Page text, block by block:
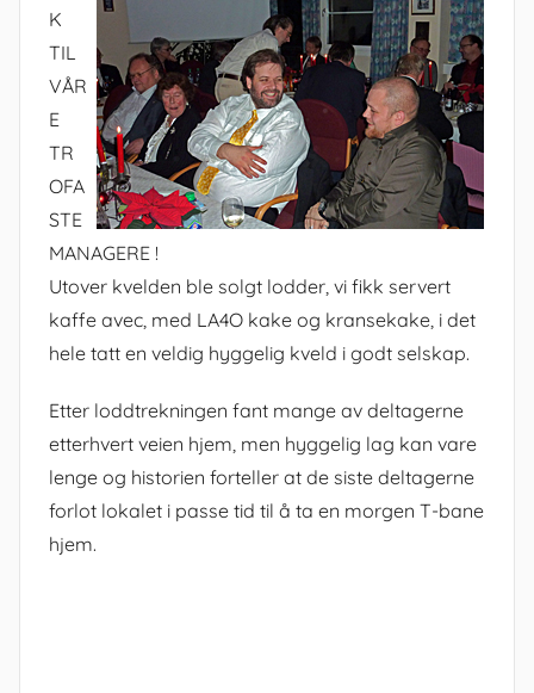
K
TIL
VÅR
E
TR
OFA
STE
MANAGERE !
Utover kvelden ble solgt lodder, vi fikk servert
kaffe avec, med LA4O kake og kransekake, i det
hele tatt en veldig hyggelig kveld i godt selskap.
Etter loddtrekningen fant mange av deltagerne
etterhvert veien hjem, men hyggelig lag kan vare
lenge og historien forteller at de siste deltagerne
forlot lokalet i passe tid til å ta en morgen T-bane
hjem.